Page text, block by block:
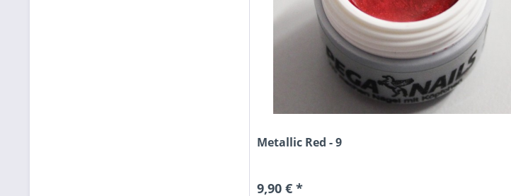
Metallic Red - 9
9,90 € *